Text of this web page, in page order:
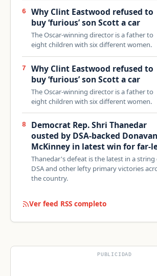
6
Why Clint Eastwood refused to
buy ‘furious’ son Scott a car
The Oscar-winning director is a father to
eight children with six different women.
7
Why Clint Eastwood refused to
buy ‘furious’ son Scott a car
The Oscar-winning director is a father to
eight children with six different women.
8
Democrat Rep. Shri Thanedar
ousted by DSA-backed Donavan
McKinney in latest win for far-
Thanedar's defeat is the latest in a string
DSA and other lefty primary victories
the country.
Ver feed RSS completo
PUBLICIDAD